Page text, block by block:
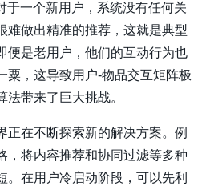
于一个新用户，系统没有任何关
难做出精准的推荐，这就是典型
便是老用户，他们的互动行为也
粟，这导致用户-物品交互矩阵极
带来了巨大挑战。
正在不断探索新的解决方案。例
，将内容推荐和协同过滤等多种
。在用户冷启动阶段，可以先利